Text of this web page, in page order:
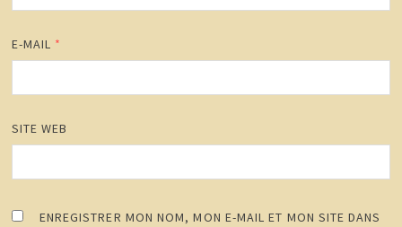
E-MAIL *
SITE WEB
ENREGISTRER MON NOM, MON E-MAIL ET MON SITE DANS